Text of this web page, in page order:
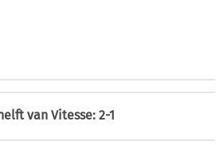
van Vitesse: 2-1